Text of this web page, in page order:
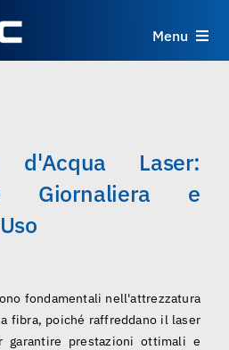
Menu
Siamo
d'Acqua Laser:
Giornaliera e
fondamentali nell'attrezzatura
fibra, poiché raffreddano il laser
prestazioni ottimali e